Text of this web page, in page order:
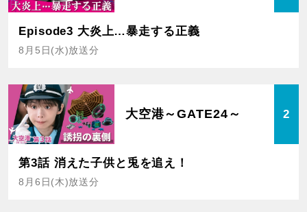
Episode3 大炎上…暴走する正義
8月5日(水)放送分
大空港～GATE24～ 2
第3話 消えた子供と兎を追え！
8月6日(木)放送分